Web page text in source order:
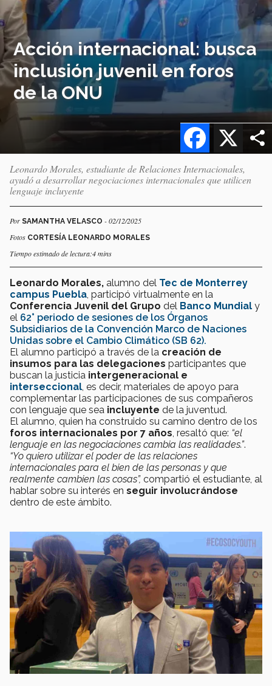
Acción internacional: busca
inclusión juvenil en foros
de la ONU
X
Facebook
Leonardo Morales, estudiante de Relaciones Internacionales,
ayudó a desarrollar negociaciones internacionales que utilicen
lenguaje incluyente
Por SAMANTHA VELASCO - 02/12/2025
Fotos CORTESÍA LEONARDO MORALES
Tiempo estimado de lectura:4 mins
Leonardo Morales, alumno del Tec de Monterrey
campus Puebla , participó virtualmente en la
Conferencia Juvenil del Grupo del Banco Mundial y
el 62° periodo de sesiones de los Órganos
Subsidiarios de la Convención Marco de Naciones
Unidas sobre el Cambio Climático (SB 62).
El alumno participó a través de la creación de
insumos para las delegaciones participantes que
buscan la justicia intergeneracional e
interseccional , es decir, materiales de apoyo para
complementar las participaciones de sus compañeros
con lenguaje que sea incluyente de la juventud.
El alumno, quien ha construido su camino dentro de los
foros internacionales por 7 años , resaltó que: “el
lenguaje en las negociaciones cambia las realidades.”.
“Yo quiero utilizar el poder de las relaciones
internacionales para el bien de las personas y que
realmente cambien las cosas”, compartió el estudiante, al
hablar sobre su interés en seguir involucrándose
dentro de este ámbito.